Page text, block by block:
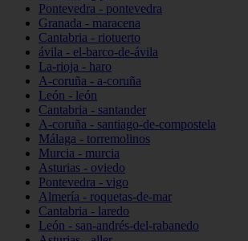
Pontevedra - pontevedra
Granada - maracena
Cantabria - riotuerto
ávila - el-barco-de-ávila
La-rioja - haro
A-coruña - a-coruña
León - león
Cantabria - santander
A-coruña - santiago-de-compostela
Málaga - torremolinos
Murcia - murcia
Asturias - oviedo
Pontevedra - vigo
Almería - roquetas-de-mar
Cantabria - laredo
León - san-andrés-del-rabanedo